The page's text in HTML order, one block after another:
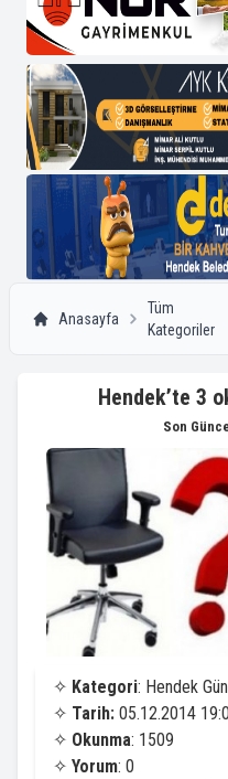
Anasayfa
Tüm
Kategoriler
Hendek’te 3
Son
✧ Kategori: Hendek
✧ Tarih: 05.12.2014
✧ Okunma: 1509
✧ Yorum: 0